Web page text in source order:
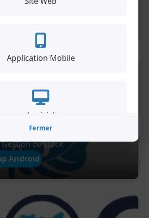
maritime
de stock
Android
Application Mobile
Logiciel
Design Graphique
: nos projets réalisés aux
Fermer